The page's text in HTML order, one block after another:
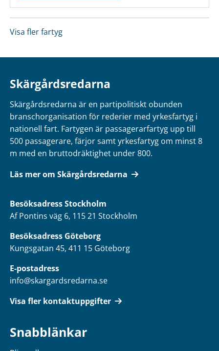
Visa fler fartyg
Skärgårdsredarna
Skärgårdsredarna är en partipolitiskt obunden
branschorganisation för rederier med yrkesfartyg i
nationell fart. Fartygen är passagerarfartyg upp till
500 passagerare, färjor samt yrkesfartyg om minst 8
m med en bruttodräktighet under 800.
Läs mer om Skärgårdsredarna
BesöksadressStockholm
Af Pontins väg 6, 115 21 Stockholm
Besöksadress Göteborg
Kungsgatan 45, 411 15 Göteborg
E-postadress
info@skargardsredarna.se
Visa fler kontaktuppgifter
Snabblänkar